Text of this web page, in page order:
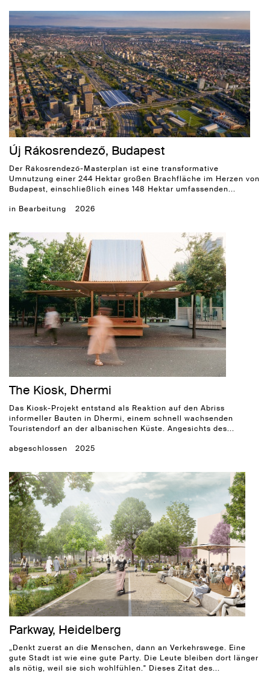
Új Rákosrendező, Budapest
Der Rákosrendező-Masterplan ist eine transformative
Umnutzung einer 244 Hektar großen Brachfläche im Herzen von
Budapest, einschließlich eines 148 Hektar umfassenden...
in Bearbeitung 2026
The Kiosk, Dhermi
Das Kiosk-Projekt entstand als Reaktion auf den Abriss
informeller Bauten in Dhermi, einem schnell wachsenden
Touristendorf an der albanischen Küste. Angesichts des...
abgeschlossen 2025
Parkway, Heidelberg
„Denkt zuerst an die Menschen, dann an Verkehrswege. Eine
gute Stadt ist wie eine gute Party. Die Leute bleiben dort länger
als nötig, weil sie sich wohlfühlen." Dieses Zitat des...